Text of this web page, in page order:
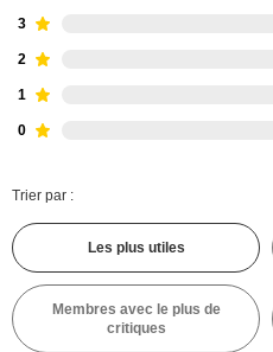
3
2
1
0
Trier par :
Les plus utiles
Membres avec le plus de
critiques